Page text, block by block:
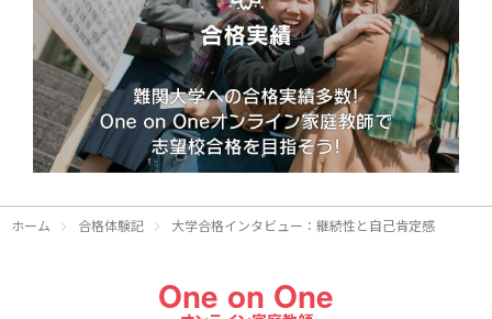
ホーム 合格体験記 大学合格インタビュー：継続性と自己肯定感
One on One